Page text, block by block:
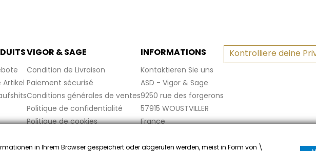
Artikel
VIGOR & SAGE
Condition de Livraison
Paiement sécurisé
Conditions générales de ventes
Politique de confidentialité
Politique de cookies
FAQ
INFORMATIONS
Kontaktieren Sie uns
ASD - Vigor & Sage
9250 rue des forgerons
57915 WOUSTVILLER
France
Kontrolliere deine
in Ihrem Browser gespeichert oder abgerufen werden, meist in Form von \